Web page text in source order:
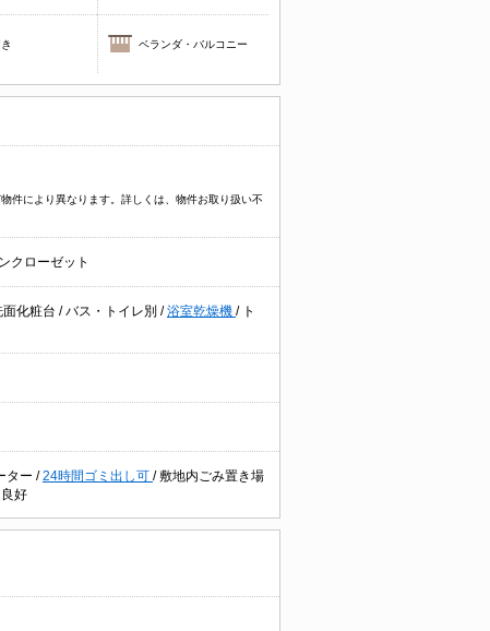
ベランダ・バルコニー
件により異なります。詳しくは、物件お取り扱い不
クローゼット
面化粧台 /バス・トイレ別 /浴室乾燥機 / ト
ター /24時間ゴミ出し可 /敷地内ごみ置き場
好